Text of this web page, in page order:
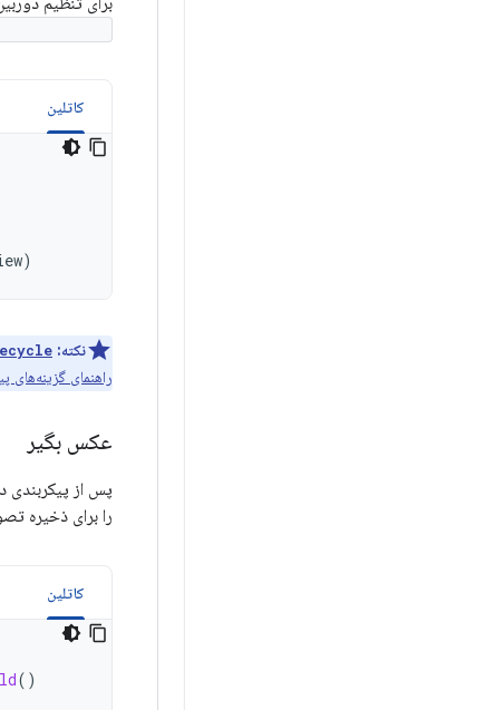
کاتلین
)
نکته:
راهنمای گزینه‌های
عکس بگیر
پس از پیکربندی
را برای ذخیره
کاتلین
()